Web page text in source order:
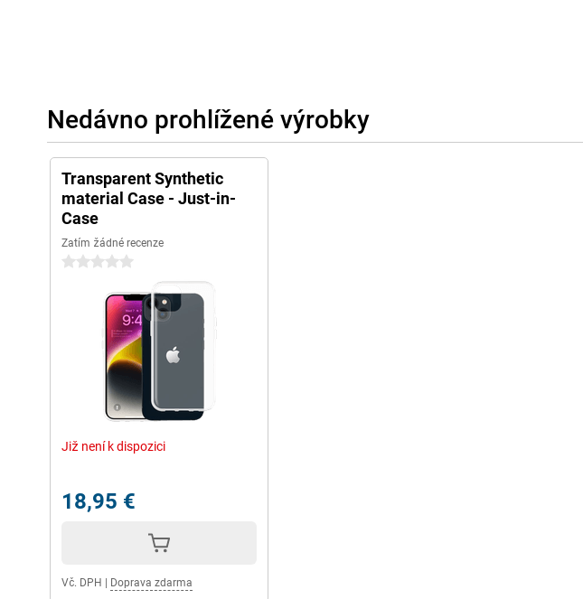
Nedávno prohlížené výrobky
Transparent Synthetic
material Case - Just-in-
Case
Zatím žádné recenze
0 hvězdičky
Již není k dispozici
18,95 €
Vč. DPH Doprava zdarma